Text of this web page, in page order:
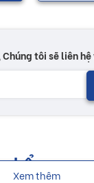
tôi sẽ liên
Xem thêm